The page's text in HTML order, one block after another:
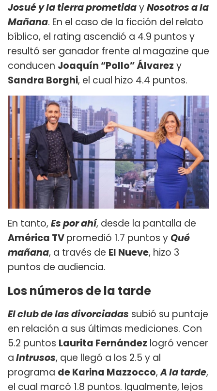
Josué y la tierra prometidayNosotros a la
Mañana. En el caso de la ficción del relato
bíblico, el rating ascendió a 4.9 puntos y
resultó ser ganador frente al magazine que
conducen Joaquín “Pollo” Álvarez y
Sandra Borghi, el cual hizo 4.4 puntos.
En tanto, Es por ahí, desde la pantalla de
América TVpromedió 1.7 puntos y Qué
mañana, a través de El Nueve, hizo 3
puntos de audiencia.
Los números de la tarde
El club de las divorciadas subió su puntaje
en relación a sus últimas mediciones. Con
5.2 puntos Laurita Fernández logró vencer
aIntrusos, que llegó a los 2.5 y al
programa de Karina Mazzocco,A la tarde,
el cual marcó 1.8 puntos. Igualmente, lejos